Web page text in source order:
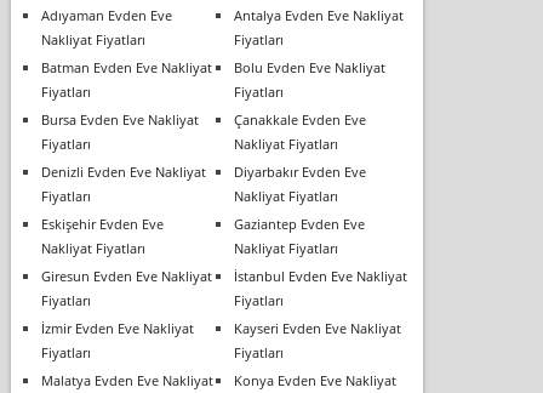
Adıyaman Evden Eve
Nakliyat Fiyatları
Antalya Evden Eve Nakliyat
Fiyatları
Batman Evden Eve Nakliyat
Fiyatları
Bolu Evden Eve Nakliyat
Fiyatları
Bursa Evden Eve Nakliyat
Fiyatları
Çanakkale Evden Eve
Nakliyat Fiyatları
Denizli Evden Eve Nakliyat
Fiyatları
Diyarbakır Evden Eve
Nakliyat Fiyatları
Eskişehir Evden Eve
Nakliyat Fiyatları
Gaziantep Evden Eve
Nakliyat Fiyatları
Giresun Evden Eve Nakliyat
Fiyatları
İstanbul Evden Eve Nakliyat
Fiyatları
İzmir Evden Eve Nakliyat
Fiyatları
Kayseri Evden Eve Nakliyat
Fiyatları
Malatya Evden Eve Nakliyat
Konya Evden Eve Nakliyat